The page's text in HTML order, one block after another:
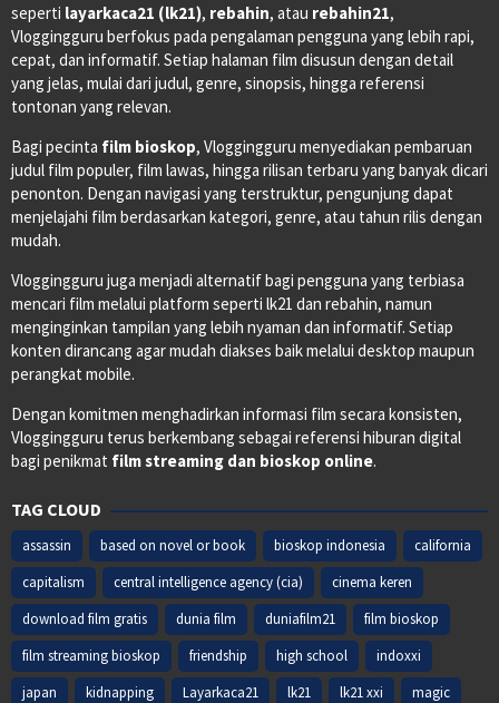
seperti layarkaca21 (lk21), rebahin, atau rebahin21,
Vloggingguru berfokus pada pengalaman pengguna yang lebih rapi,
cepat, dan informatif. Setiap halaman film disusun dengan detail
yang jelas, mulai dari judul, genre, sinopsis, hingga referensi
tontonan yang relevan.
Bagi pecinta film bioskop, Vloggingguru menyediakan pembaruan
judul film populer, film lawas, hingga rilisan terbaru yang banyak dicari
penonton. Dengan navigasi yang terstruktur, pengunjung dapat
menjelajahi film berdasarkan kategori, genre, atau tahun rilis dengan
mudah.
Vloggingguru juga menjadi alternatif bagi pengguna yang terbiasa
mencari film melalui platform seperti lk21 dan rebahin, namun
menginginkan tampilan yang lebih nyaman dan informatif. Setiap
konten dirancang agar mudah diakses baik melalui desktop maupun
perangkat mobile.
Dengan komitmen menghadirkan informasi film secara konsisten,
Vloggingguru terus berkembang sebagai referensi hiburan digital
bagi penikmat film streaming dan bioskop online.
TAG CLOUD
assassin based on novel or book bioskop indonesia
california
capitalism
central intelligence agency (cia)
cinema keren
download film gratis
dunia film duniafilm21
film bioskop
film streaming bioskop
friendship high school
indoxxi
japan
kidnapping Layarkaca21 lk21 lk21 xxi magic